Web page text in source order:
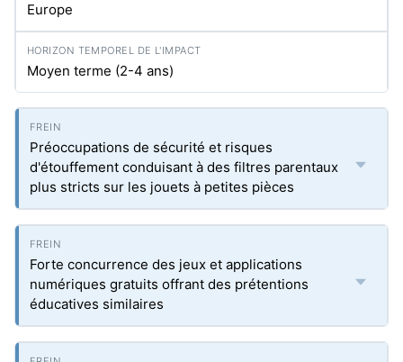
Europe
Moyen terme (2-4 ans)
Préoccupations de sécurité et risques
d'étouffement conduisant à des filtres parentaux
plus stricts sur les jouets à petites pièces
Forte concurrence des jeux et applications
numériques gratuits offrant des prétentions
éducatives similaires